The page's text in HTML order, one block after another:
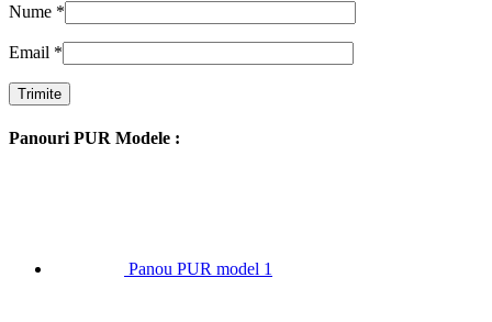
Nume *
Email *
Panouri PUR Modele :
Panou PUR model 1